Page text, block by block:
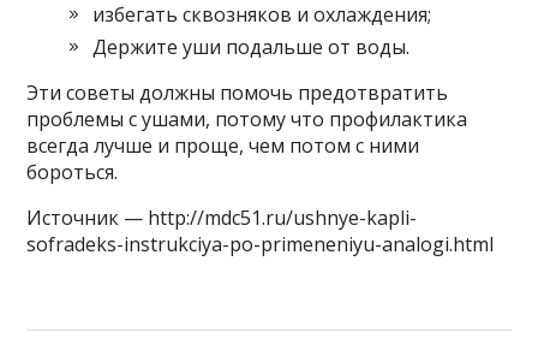
избегать сквозняков и охлаждения;
Держите уши подальше от воды.
Эти советы должны помочь предотвратить
проблемы с ушами, потому что профилактика
всегда лучше и проще, чем потом с ними
бороться.
Источник — http://mdc51.ru/ushnye-kapli-
sofradeks-instrukciya-po-primeneniyu-analogi.html